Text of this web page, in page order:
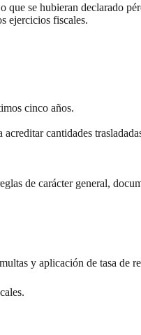
que se hubieran declarado
ejercicios fiscales.
cinco años.
cantidades
de carácter general,
y aplicación de tasa de